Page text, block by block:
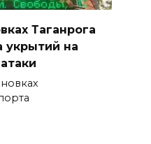
Таганрога
укрытий на